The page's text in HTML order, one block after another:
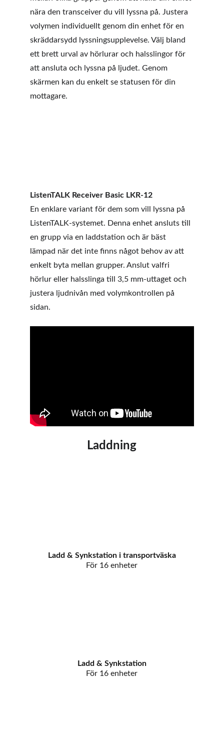
nära den transceiver du vill lyssna på. Justera
volymen individuellt genom din enhet för en
skräddarsydd lyssningsupplevelse. Välj bland
ett brett urval av hörlurar och halsslingor för
att ansluta och lyssna på ljudet. Genom
skärmen kan du enkelt se statusen för din
mottagare.
ListenTALK Receiver Basic LKR-12
En enklare variant för dem som vill lyssna på
ListenTALK-systemet. Denna enhet ansluts till
en grupp via en laddstation och är bäst
lämpad när det inte finns något behov av att
enkelt byta mellan grupper. Anslut valfri
hörlur eller halsslinga till 3,5 mm-uttaget och
justera ljudnivån med volymkontrollen på
sidan.
Laddning
Ladd & Synkstation i transportväska
För 16 enheter
Ladd & Synkstation
För 16 enheter